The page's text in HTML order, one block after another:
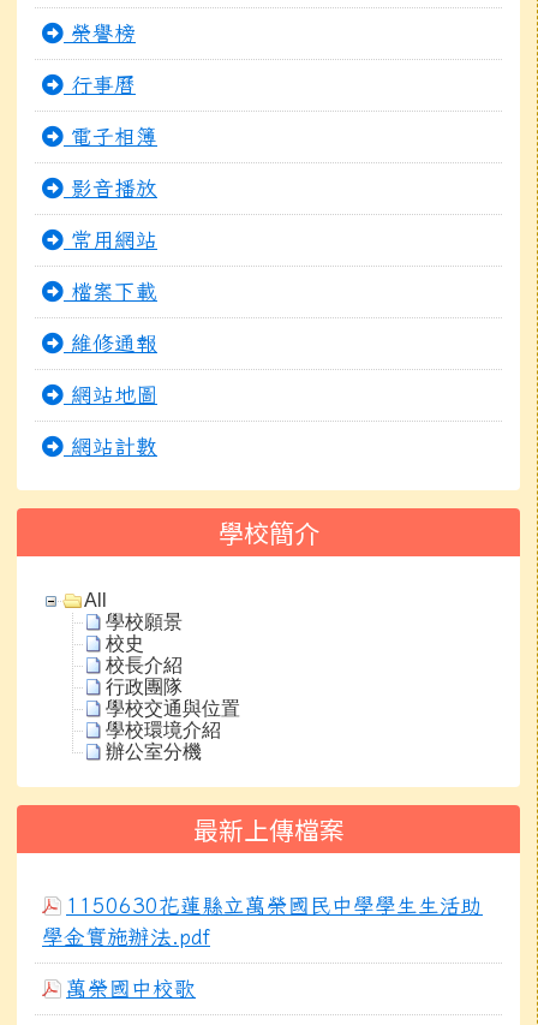
榮譽榜
行事曆
電子相簿
影音播放
常用網站
檔案下載
維修通報
網站地圖
網站計數
學校簡介
All
學校願景
校史
校長介紹
行政團隊
學校交通與位置
學校環境介紹
辦公室分機
最新上傳檔案
1150630花蓮縣立萬榮國民中學學生生活助
學金實施辦法.pdf
萬榮國中校歌